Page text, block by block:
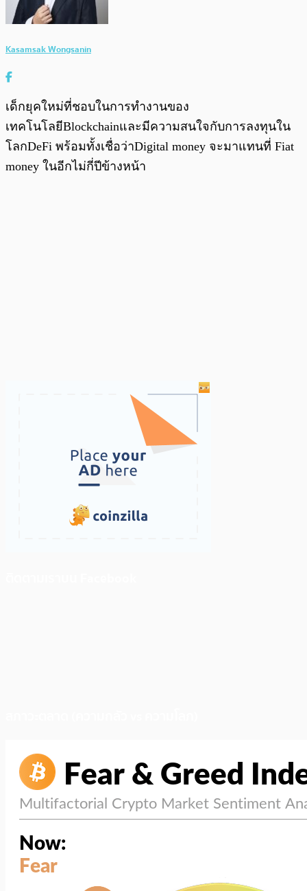
Kasamsak Wongsanin
เด็กยุคใหม่ที่ชอบในการทำงานของ
เทคโนโลยีBlockchainและมีความสนใจกับการลงทุนใน
โลกDeFi พร้อมทั้งเชื่อว่าDigital money จะมาแทนที่ Fiat
money ในอีกไม่กี่ปีข้างหน้า